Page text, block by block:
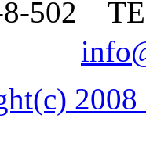
-502